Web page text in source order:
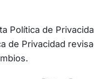
Política de
de Privacidad